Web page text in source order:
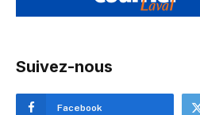
Suivez-nous
Facebook